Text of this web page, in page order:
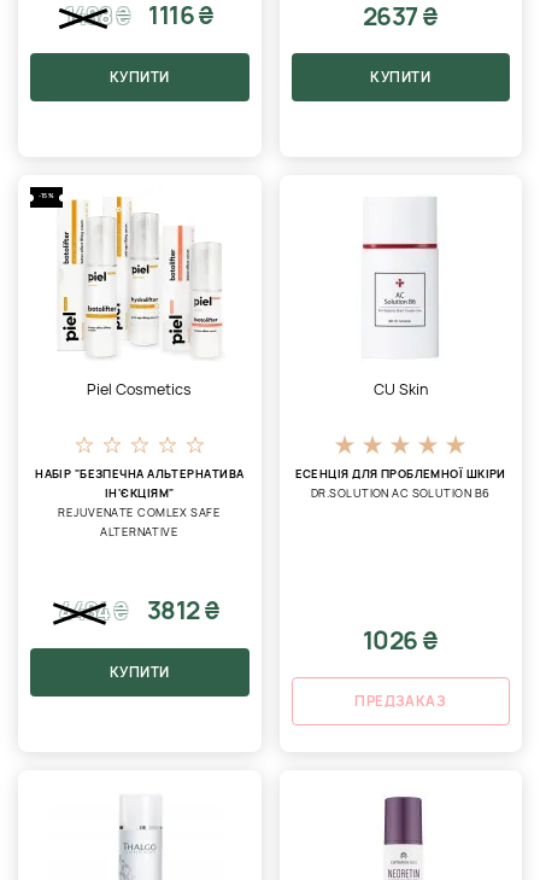
1488₴ 1116 ₴
КУПИТИ
2637 ₴
КУПИТИ
-15%
Piel Cosmetics
НАБІР "БЕЗПЕЧНА АЛЬТЕРНАТИВА
ІН'ЄКЦІЯМ"
REJUVENATE COMLEX SAFE
ALTERNATIVE
4484₴ 3812 ₴
КУПИТИ
CU Skin
ЕСЕНЦІЯ ДЛЯ ПРОБЛЕМНОЇ ШКІРИ
DR.SOLUTION AC SOLUTION B6
1026 ₴
ПРЕДЗАКАЗ